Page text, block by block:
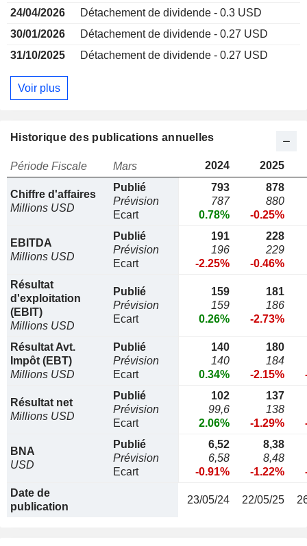
24/04/2026
Détachement de dividende - 0.3 USD
30/01/2026
Détachement de dividende - 0.27 USD
31/10/2025
Détachement de dividende - 0.27 USD
Voir plus
Historique des publications annuelles
Période Fiscale Mars 2024 2025
Chiffre d'affaires
Millions USD
Publié
Prévision
Ecart
793
787
0.78%
878
880
-0.25%
EBITDA
Millions USD
Publié
Prévision
Ecart
191
196
-2.25%
228
229
-0.46%
Résultat
d'exploitation
(EBIT)
Millions USD
Publié
Prévision
Ecart
159
159
0.26%
181
186
-2.73%
Résultat Avt.
Impôt (EBT)
Millions USD
Publié
Prévision
Ecart
140
140
0.34%
180
184
-2.15%
Résultat net
Millions USD
Publié
Prévision
Ecart
102
99,6
2.06%
137
138
-1.29%
BNA
USD
Publié
Prévision
Ecart
6,52
6,58
-0.91%
8,38
8,48
-1.22%
Date de
publication
23/05/24 22/05/25